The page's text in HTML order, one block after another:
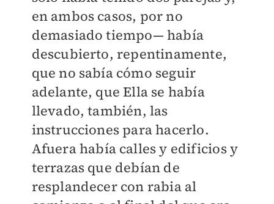
en ambos casos, por no
demasiado tiempo— había
descubierto, repentinamente,
que no sabía cómo seguir
adelante, que Ella se había
llevado, también, las
instrucciones para hacerlo.
Afuera había calles y edificios y
terrazas que debían de
resplandecer con rabia al